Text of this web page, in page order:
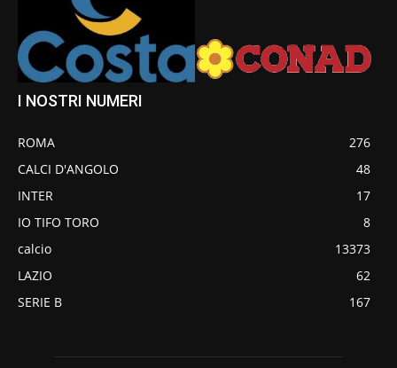
I NOSTRI NUMERI
ROMA
276
CALCI D'ANGOLO
48
INTER
17
IO TIFO TORO
8
calcio
13373
LAZIO
62
SERIE B
167